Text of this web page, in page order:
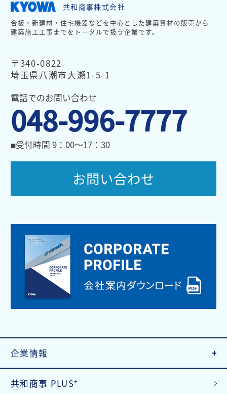
共和商事株式会社
合板・新建材・住宅機器などを中心とした建築資材の販売から
建築施工工事までをトータルで扱う企業です。
〒340-0822
埼玉県八潮市大瀬1-5-1
電話でのお問い合わせ
048-996-7777
■受付時間 9：00～17：30
お問い合わせ
企業情報
共和商事 PLUS+